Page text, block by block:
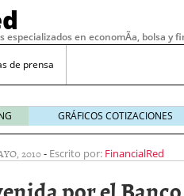
especializados en economÃ­a, bolsa y
de prensa
GRÁFICOS COTIZACIONES
2010- Escrito por: FinancialRed